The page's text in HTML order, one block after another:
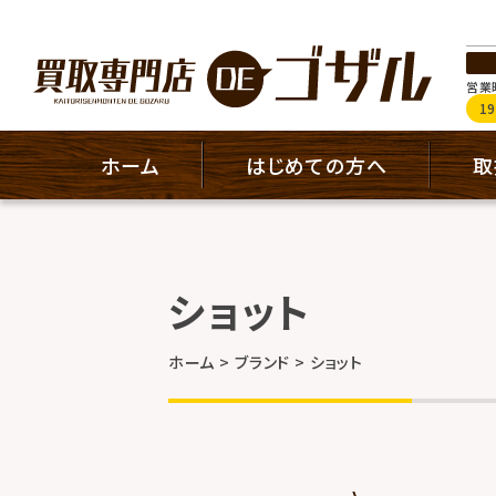
営
ホーム はじめての方へ
ショット
ホーム ブランド ショット